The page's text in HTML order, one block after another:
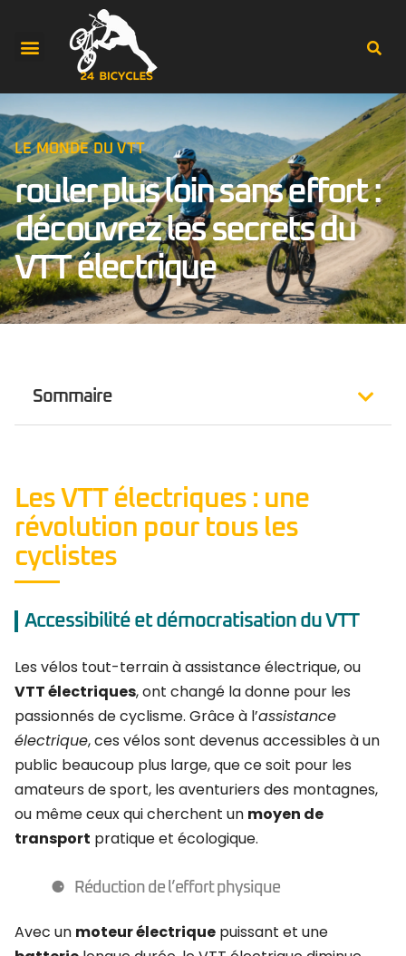
LE MONDE DU VTT
rouler plus loin sans effort :
découvrez les secrets du
VTT électrique
Sommaire
Les VTT électriques : une
révolution pour tous les
cyclistes
Accessibilité et démocratisation du VTT
Les vélos tout-terrain à assistance électrique, ou
VTT électriques, ont changé la donne pour les
passionnés de cyclisme. Grâce à l’assistance
électrique, ces vélos sont devenus accessibles à un
public beaucoup plus large, que ce soit pour les
amateurs de sport, les aventuriers des montagnes,
ou même ceux qui cherchent un moyen de
transport pratique et écologique.
Réduction de l’effort physique
Avec un moteur électrique puissant et une